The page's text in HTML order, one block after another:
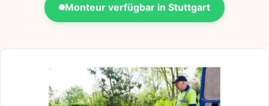
Monteur verfügbar in Stuttgart